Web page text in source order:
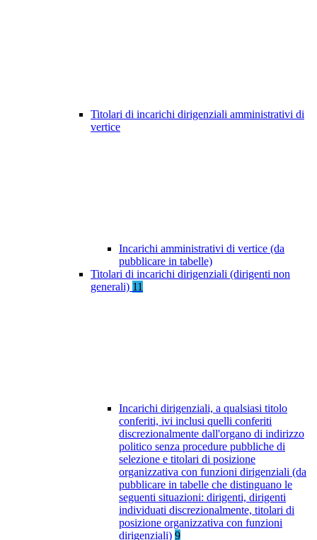
Titolari di incarichi dirigenziali amministrativi di
vertice
Incarichi amministrativi di vertice (da
pubblicare in tabelle)
Titolari di incarichi dirigenziali (dirigenti non
generali) 11
Incarichi dirigenziali, a qualsiasi titolo
conferiti, ivi inclusi quelli conferiti
discrezionalmente dall'organo di indirizzo
politico senza procedure pubbliche di
selezione e titolari di posizione
organizzativa con funzioni dirigenziali (da
pubblicare in tabelle che distinguano le
seguenti situazioni: dirigenti, dirigenti
individuati discrezionalmente, titolari di
posizione organizzativa con funzioni
dirigenziali) 9